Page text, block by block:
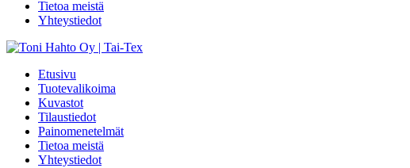
Tietoa meistä
Yhteystiedot
Etusivu
Tuotevalikoima
Kuvastot
Tilaustiedot
Painomenetelmät
Tietoa meistä
Yhteystiedot